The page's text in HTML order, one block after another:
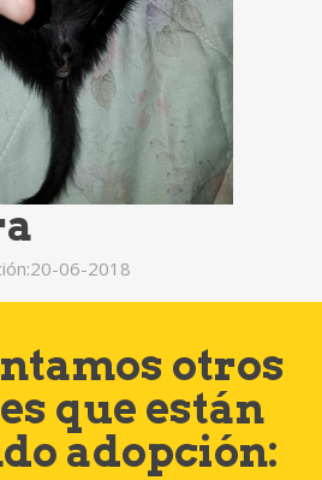
06-2018
otros
que están
adopción: